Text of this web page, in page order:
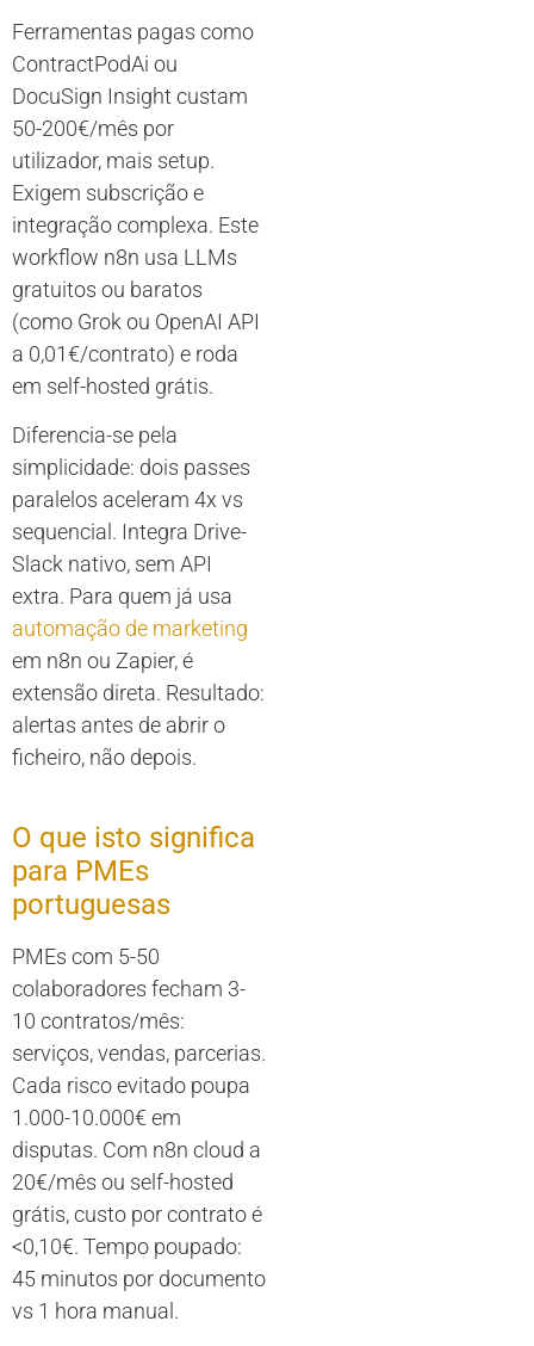
Ferramentas pagas como
ContractPodAi ou
DocuSign Insight custam
50-200€/mês por
utilizador, mais setup.
Exigem subscrição e
integração complexa. Este
workflow n8n usa LLMs
gratuitos ou baratos
(como Grok ou OpenAI API
a 0,01€/contrato) e roda
em self-hosted grátis.
Diferencia-se pela
simplicidade: dois passes
paralelos aceleram 4x vs
sequencial. Integra Drive-
Slack nativo, sem API
extra. Para quem já usa
automação de marketing
em n8n ou Zapier, é
extensão direta. Resultado:
alertas antes de abrir o
ficheiro, não depois.
O que isto significa
para PMEs
portuguesas
PMEs com 5-50
colaboradores fecham 3-
10 contratos/mês:
serviços, vendas, parcerias.
Cada risco evitado poupa
1.000-10.000€ em
disputas. Com n8n cloud a
20€/mês ou self-hosted
grátis, custo por contrato é
<0,10€. Tempo poupado:
45 minutos por documento
vs 1 hora manual.